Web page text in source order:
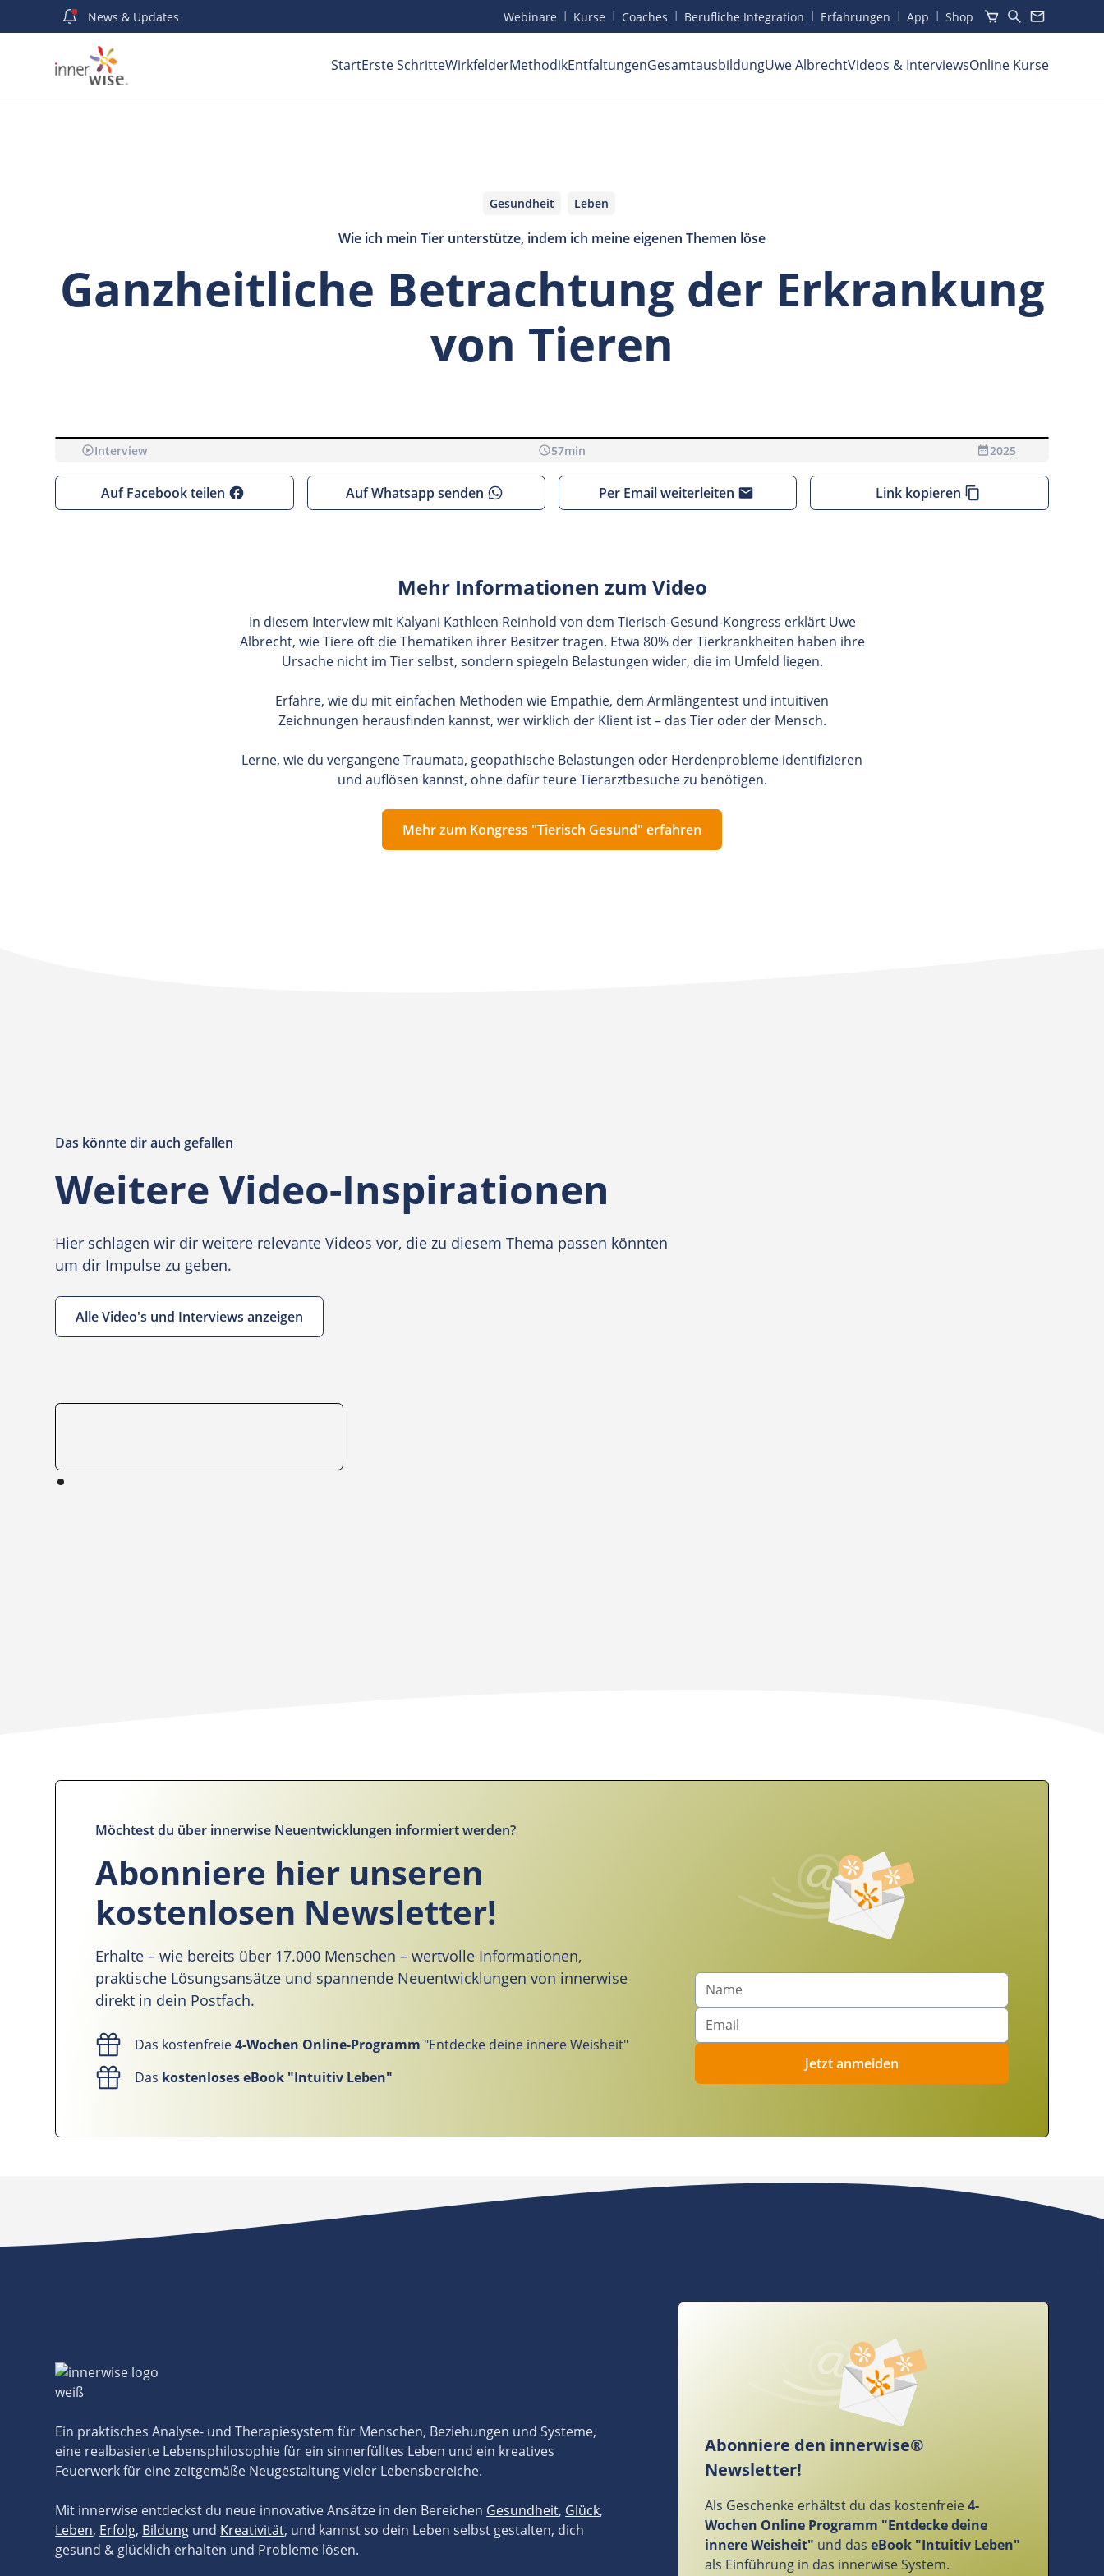
News & Updates Webinare I Kurse I Coaches I Berufliche Integration I Erfahrungen I App I Shop
StartErste SchritteWirkfelderMethodikEntfaltungenGesamtausbildungUwe AlbrechtVideos & InterviewsOnline Kurse
Gesundheit Leben
Wie ich mein Tier unterstütze, indem ich meine eigenen Themen löse
Ganzheitliche Betrachtung der Erkrankung
von Tieren
Bevor wir dir YouTube-Videos anzeigen können, müssen wir dich informieren, dass beim Aufrufen der Videos Daten an den Anbieter übermittelt
Interview 57min 2025
Auf Facebook teilen Auf Whatsapp senden Per Email weiterleiten Link kopieren
Mehr Informationen zum Video
In diesem Interview mit Kalyani Kathleen Reinhold von dem Tierisch-Gesund-Kongress erklärt Uwe
Albrecht, wie Tiere oft die Thematiken ihrer Besitzer tragen. Etwa 80% der Tierkrankheiten haben ihre
Ursache nicht im Tier selbst, sondern spiegeln Belastungen wider, die im Umfeld liegen.
Erfahre, wie du mit einfachen Methoden wie Empathie, dem Armlängentest und intuitiven
Zeichnungen herausfinden kannst, wer wirklich der Klient ist – das Tier oder der Mensch.
Lerne, wie du vergangene Traumata, geopathische Belastungen oder Herdenprobleme identifizieren
und auflösen kannst, ohne dafür teure Tierarztbesuche zu benötigen.
Mehr zum Kongress "Tierisch Gesund" erfahren
Das könnte dir auch gefallen
Weitere Video-Inspirationen
Hier schlagen wir dir weitere relevante Videos vor, die zu diesem Thema passen könnten
um dir Impulse zu geben.
Alle Video's und Interviews anzeigen
Möchtest du über innerwise Neuentwicklungen informiert werden?
Abonniere hier unseren
kostenlosen Newsletter!
Erhalte – wie bereits über 17.000 Menschen – wertvolle Informationen,
praktische Lösungsansätze und spannende Neuentwicklungen von innerwise
direkt in dein Postfach.
Das kostenfreie4-Wochen Online-Programm "Entdecke deine innere Weisheit"
Das kostenloses eBook "Intuitiv Leben"
Ein praktisches Analyse- und Therapiesystem für Menschen, Beziehungen und Systeme,
eine realbasierte Lebensphilosophie für ein sinnerfülltes Leben und ein kreatives
Feuerwerk für eine zeitgemäße Neugestaltung vieler Lebensbereiche.
Mit innerwise entdeckst du neue innovative Ansätze in den Bereichen Gesundheit, Glück,
Leben, Erfolg, Bildung und Kreativität, und kannst so dein Leben selbst gestalten, dich
gesund & glücklich erhalten und Probleme lösen.
Abonniere den innerwise®
Newsletter!
Als Geschenke erhältst du das kostenfreie4-
Wochen Online Programm "Entdecke deine
innere Weisheit" und das eBook "Intuitiv Leben"
als Einführung in das innerwise System.